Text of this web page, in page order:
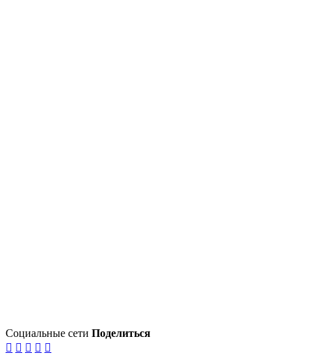
Социальные сети Поделиться
    